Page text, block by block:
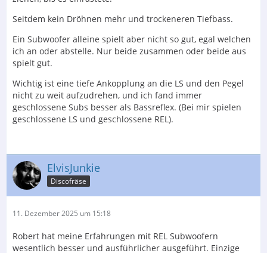
Seitdem kein Dröhnen mehr und trockeneren Tiefbass.
Ein Subwoofer alleine spielt aber nicht so gut, egal welchen
ich an oder abstelle. Nur beide zusammen oder beide aus
spielt gut.
Wichtig ist eine tiefe Ankopplung an die LS und den Pegel
nicht zu weit aufzudrehen, und ich fand immer
geschlossene Subs besser als Bassreflex. (Bei mir spielen
geschlossene LS und geschlossene REL).
ElvisJunkie
Discofräse
11. Dezember 2025 um 15:18
Robert hat meine Erfahrungen mit REL Subwoofern
wesentlich besser und ausführlicher ausgeführt. Einzige